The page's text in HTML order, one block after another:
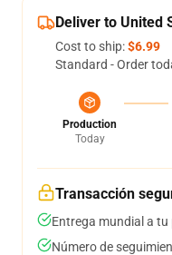
Deliver to United
Cost to ship:$6.99
Standard - Order
Production
Today
Transacción
Entrega mundial a tu
Número de